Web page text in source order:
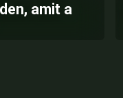
amit a